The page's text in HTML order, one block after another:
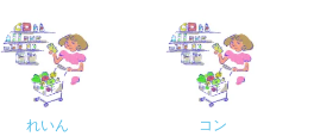
れいん コン